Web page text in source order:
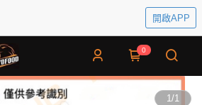
開啟APP
0
1/1